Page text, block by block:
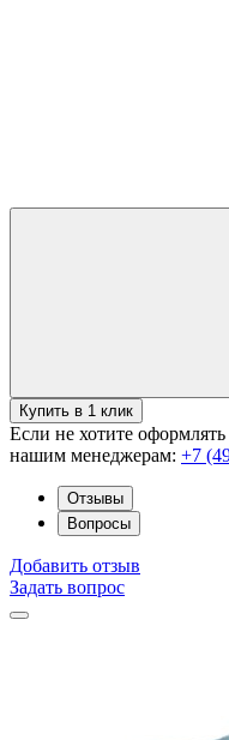
Купить в 1 клик
Если не хотите оформлять
нашим менеджерам: +7
Отзывы
Вопросы
Добавить отзыв
Задать вопрос